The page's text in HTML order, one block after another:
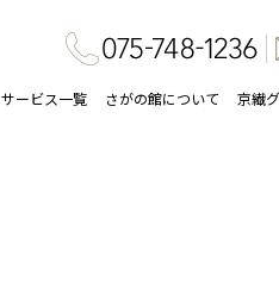
サービス一覧 さがの館について 京繊